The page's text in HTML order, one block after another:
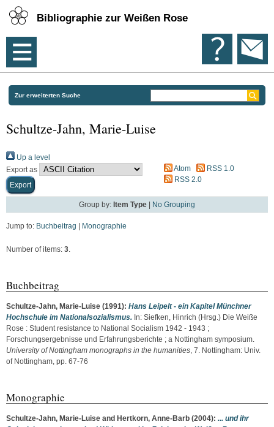
Bibliographie zur Weißen Rose
Zur erweiterten Suche
Schultze-Jahn, Marie-Luise
Up a level
Export as
Atom
RSS 1.0
RSS 2.0
Group by: Item Type No Grouping
Jump to: Buchbeitrag Monographie
Number of items: 3.
Buchbeitrag
Schultze-Jahn, Marie-Luise (1991): Hans Leipelt - ein Kapitel Münchner
Hochschule im Nationalsozialismus. In: Siefken, Hinrich (Hrsg.) Die Weiße
Rose : Student resistance to National Socialism 1942 - 1943 ;
Forschungsergebnisse und Erfahrungsberichte ; a Nottingham symposium.
University of Nottingham monographs in the humanities, 7. Nottingham: Univ.
of Nottingham, pp. 67-76
Monographie
Schultze-Jahn, Marie-Luise and Hertkorn, Anne-Barb (2004): ... und ihr